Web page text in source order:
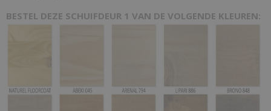
BESTEL DEZE SCHUIFDEUR 1 VAN DE VOLGENDE KLEUREN: